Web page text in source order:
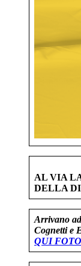
AL VIA
DELLA
Arrivano
Cognetti e
QUI FOTO